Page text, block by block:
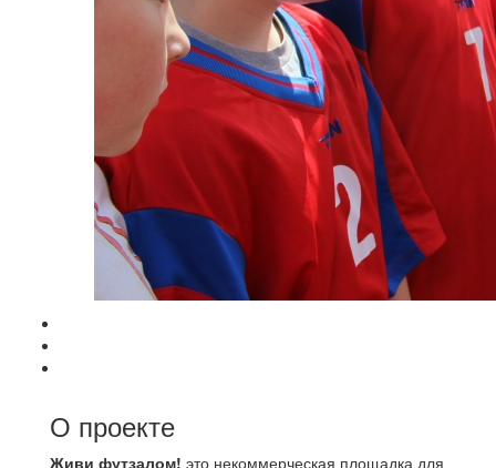
О проекте
Живи футзалом! это некоммерческая площадка для